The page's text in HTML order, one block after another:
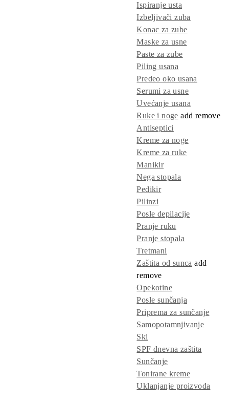
Ispiranje usta
Izbeljivači zuba
Konac za zube
Maske za usne
Paste za zube
Piling usana
Predeo oko usana
Serumi za usne
Uvećanje usana
Ruke i noge add remove
Antiseptici
Kreme za noge
Kreme za ruke
Manikir
Nega stopala
Pedikir
Pilinzi
Posle depilacije
Pranje ruku
Pranje stopala
Tretmani
Zaštita od sunca add
remove
Opekotine
Posle sunčanja
Priprema za sunčanje
Samopotamnjivanje
Ski
SPF dnevna zaštita
Sunčanje
Tonirane kreme
Uklanjanje proizvoda